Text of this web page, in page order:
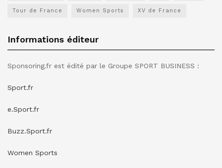
Tour de France Women Sports XV de France
Informations éditeur
Sponsoring.fr est édité par le Groupe SPORT BUSINESS :
Sport.fr
e.Sport.fr
Buzz.Sport.fr
Women Sports